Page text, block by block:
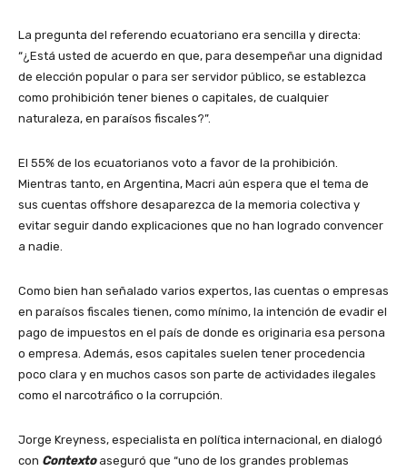
La pregunta del referendo ecuatoriano era sencilla y directa:
“¿Está usted de acuerdo en que, para desempeñar una dignidad
de elección popular o para ser servidor público, se establezca
como prohibición tener bienes o capitales, de cualquier
naturaleza, en paraísos fiscales?”.
El 55% de los ecuatorianos voto a favor de la prohibición.
Mientras tanto, en Argentina, Macri aún espera que el tema de
sus cuentas offshore desaparezca de la memoria colectiva y
evitar seguir dando explicaciones que no han logrado convencer
a nadie.
Como bien han señalado varios expertos, las cuentas o empresas
en paraísos fiscales tienen, como mínimo, la intención de evadir el
pago de impuestos en el país de donde es originaria esa persona
o empresa. Además, esos capitales suelen tener procedencia
poco clara y en muchos casos son parte de actividades ilegales
como el narcotráfico o la corrupción.
Jorge Kreyness, especialista en política internacional, en dialogó
con Contexto aseguró que “uno de los grandes problemas